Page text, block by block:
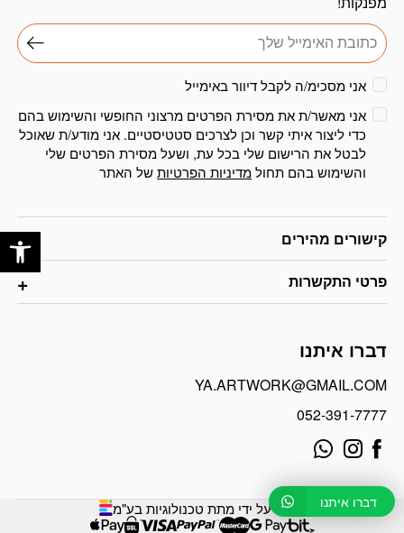
קישורים מהירים
פרטי התקשרות
דברו איתנו
YA.ARTWORK@GMAIL.COM
052-391-7777
אני מסכימ/ה לקבל דיוור באימייל
אני מאשר/ת את מסירת הפרטים מרצוני החופשי והשימוש בהם
כדי ליצור איתי קשר וכן לצרכים סטטיסטיים. אני מודע/ת שאוכל
לבטל את הרישום שלי בכל עת, ושעל מסירת הפרטים שלי
והשימוש בהם תחולמדיניות הפרטיותשל האתר
פותח על ידי מתת טכנולוגיות בע"מ דברו איתנו